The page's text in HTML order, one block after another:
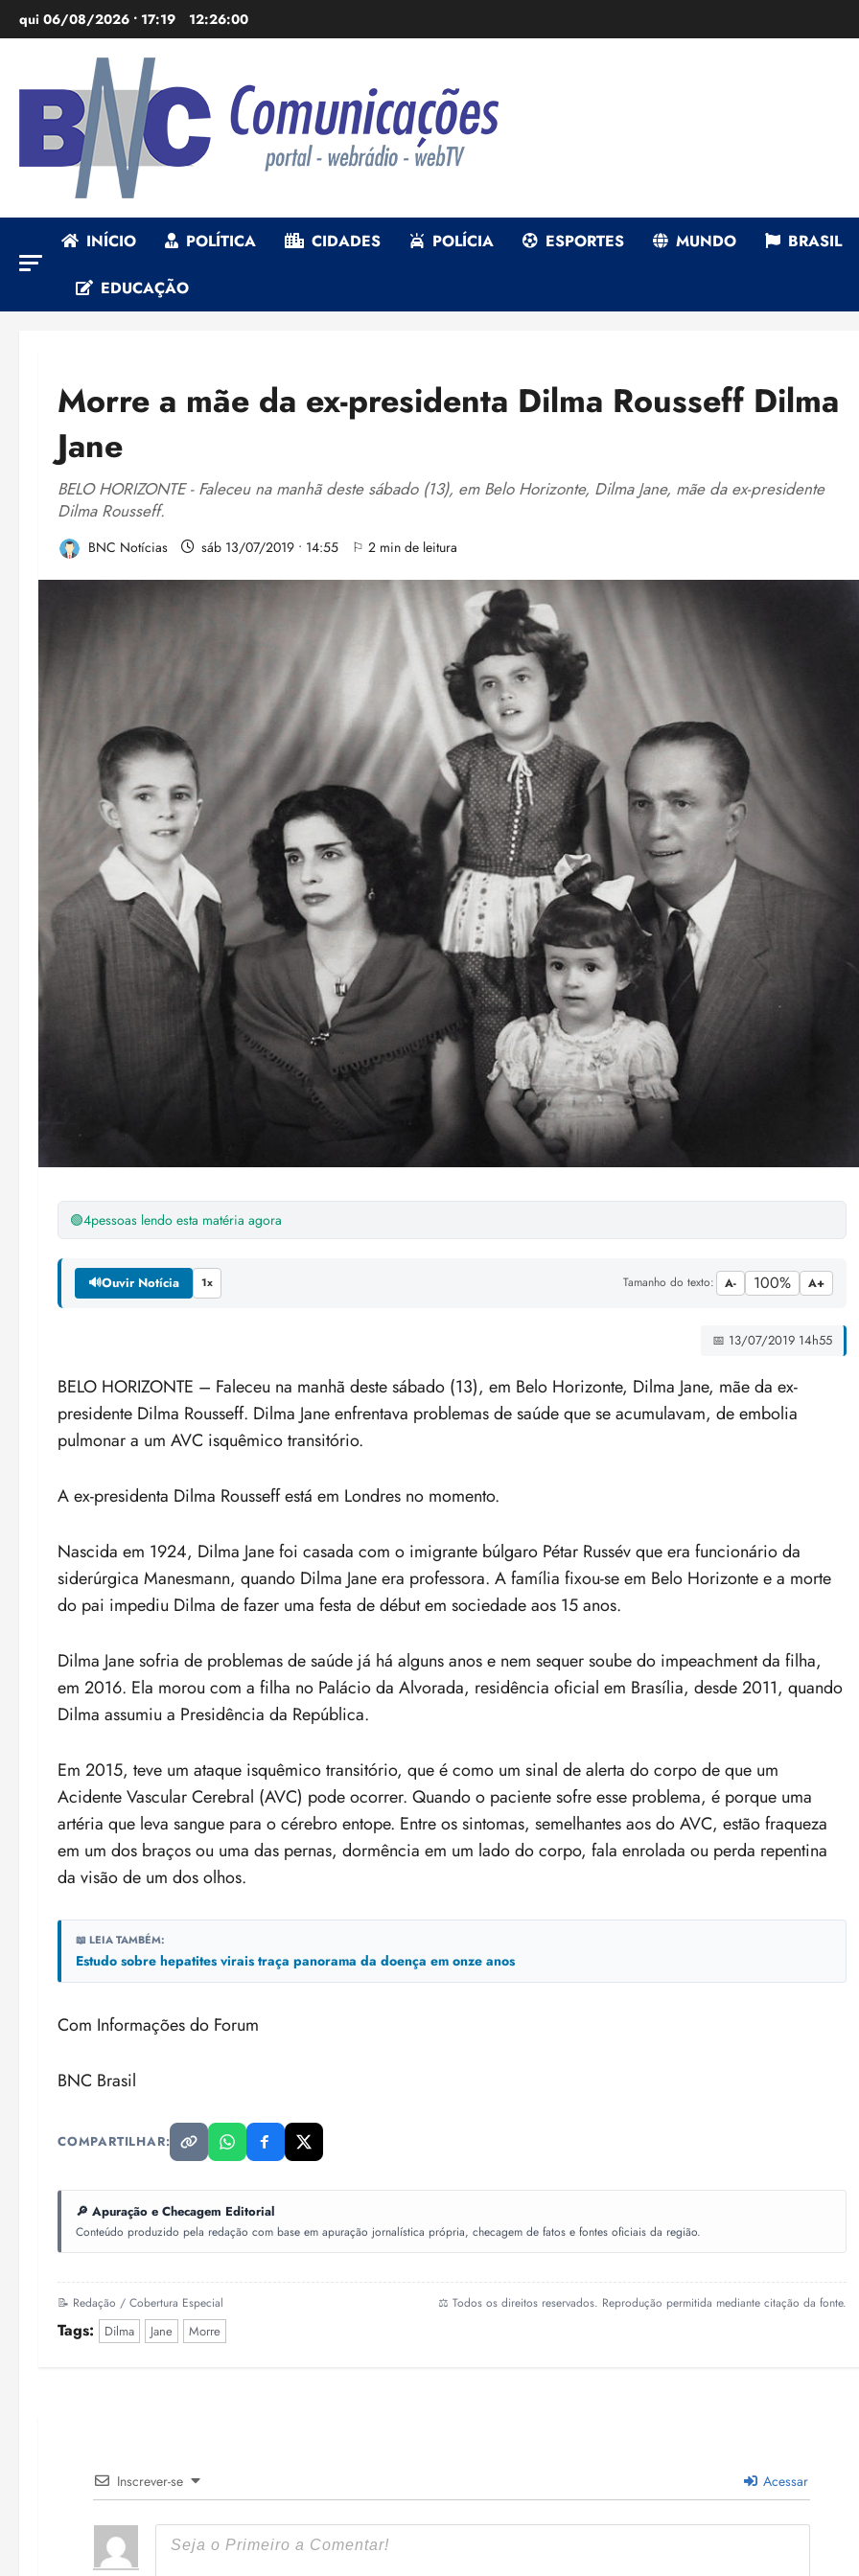
para
qui 06/08/2026 • 17:19 12:26:02
INÍCIO POLÍTICA CIDADES POLÍCIA ESPORTES MUNDO BRASIL
EDUCAÇÃO
Morre a mãe da ex-presidenta Dilma Rousseff Dilma
Jane
BELO HORIZONTE - Faleceu na manhã deste sábado (13), em Belo Horizonte, Dilma Jane, mãe da ex-presidente
Dilma Rousseff.
BNC Notícias sáb 13/07/2019 • 14:55 ⚐ 2 min de leitura
🟢4pessoas lendo esta matéria agora
🔊Ouvir Notícia 1x Tamanho do texto: A- 100% A+
📅 13/07/2019 14h55
BELO HORIZONTE – Faleceu na manhã deste sábado (13), em Belo Horizonte, Dilma Jane, mãe da ex-
presidente Dilma Rousseff. Dilma Jane enfrentava problemas de saúde que se acumulavam, de embolia
pulmonar a um AVC isquêmico transitório.
A ex-presidenta Dilma Rousseff está em Londres no momento.
Nascida em 1924, Dilma Jane foi casada com o imigrante búlgaro Pétar Russév que era funcionário da
siderúrgica Manesmann, quando Dilma Jane era professora. A família fixou-se em Belo Horizonte e a morte
do pai impediu Dilma de fazer uma festa de début em sociedade aos 15 anos.
Dilma Jane sofria de problemas de saúde já há alguns anos e nem sequer soube do impeachment da filha,
em 2016. Ela morou com a filha no Palácio da Alvorada, residência oficial em Brasília, desde 2011, quando
Dilma assumiu a Presidência da República.
Em 2015, teve um ataque isquêmico transitório, que é como um sinal de alerta do corpo de que um
Acidente Vascular Cerebral (AVC) pode ocorrer. Quando o paciente sofre esse problema, é porque uma
artéria que leva sangue para o cérebro entope. Entre os sintomas, semelhantes aos do AVC, estão fraqueza
em um dos braços ou uma das pernas, dormência em um lado do corpo, fala enrolada ou perda repentina
da visão de um dos olhos.
📖 LEIA TAMBÉM:
Estudo sobre hepatites virais traça panorama da doença em onze anos
Com Informações do Forum
BNC Brasil
COMPARTILHAR:
🔎 Apuração e Checagem Editorial
Conteúdo produzido pela redação com base em apuração jornalística própria, checagem de fatos e fontes oficiais da região.
📝 Redação / Cobertura Especial ⚖️ Todos os direitos reservados. Reprodução permitida mediante citação da fonte.
Tags: Dilma Jane Morre
Inscrever-se Acessar